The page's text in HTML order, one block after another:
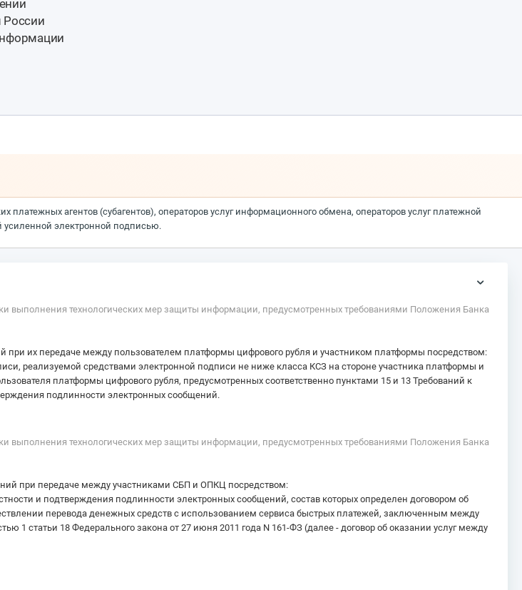
России
агентов (субагентов), операторов услуг информационного обмена, операторов услуг платежной
усиленной электронной подписью.
выполнения технологических мер защиты информации, предусмотренных требованиями Положения Банка
их передаче между пользователем платформы цифрового рубля и участником платформы посредством:
реализуемой средствами электронной подписи не ниже класса КСЗ на стороне участника платформы и
платформы цифрового рубля, предусмотренных соответственно пунктами 15 и 13 Требований к
подлинности электронных сообщений.
выполнения технологических мер защиты информации, предусмотренных требованиями Положения Банка
при передаче между участниками СБП и ОПКЦ посредством:
и подтверждения подлинности электронных сообщений, состав которых определен договором об
перевода денежных средств с использованием сервиса быстрых платежей, заключенным между
1 статьи 18 Федерального закона от 27 июня 2011 года N 161-ФЗ (далее - договор об оказании услуг между